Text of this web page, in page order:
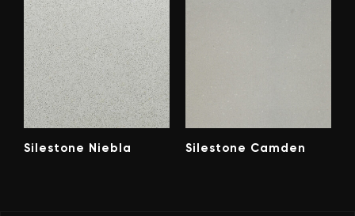
Silestone Niebla Silestone Camden